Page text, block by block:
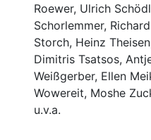
Roewer, Ulrich
Schorlemmer,
Storch, Heinz
Dimitris Tsatsos,
Weißgerber, Ellen
Wowereit, Moshe
u.v.a.